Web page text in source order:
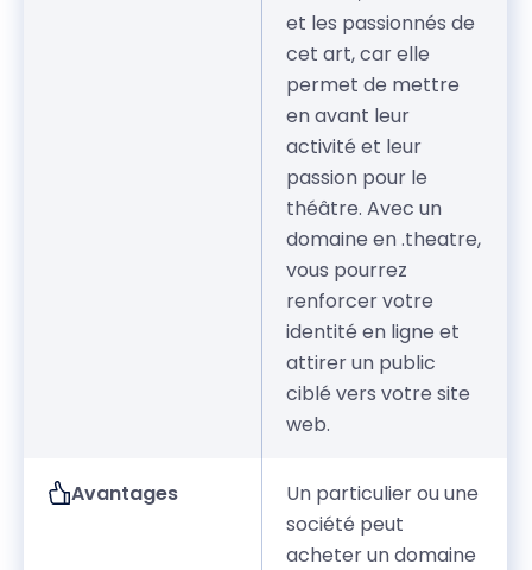
et les passionnés de
cet art, car elle
permet de mettre
en avant leur
activité et leur
passion pour le
théâtre. Avec un
domaine en .theatre,
vous pourrez
renforcer votre
identité en ligne et
attirer un public
ciblé vers votre site
web.
Avantages
Un particulier ou une
société peut
acheter un domaine